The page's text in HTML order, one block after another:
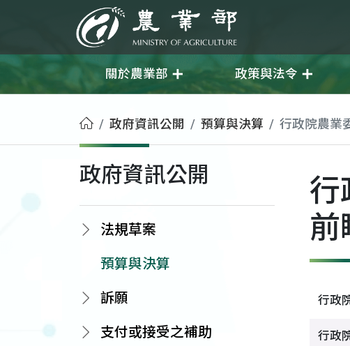
農業部
關於農業部 政策與法令
首頁政府資訊公開 預算與決算 行政院農業
政府資訊公開
法規草案
預算與決算
訴願
支付或接受之補助
行
前
行政
行政